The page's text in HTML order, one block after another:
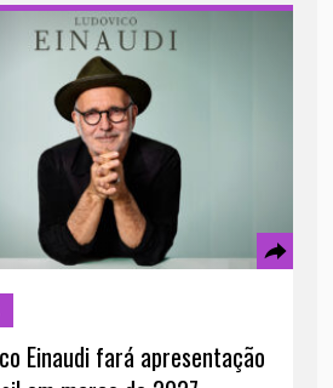
Einaudi fará apresentação